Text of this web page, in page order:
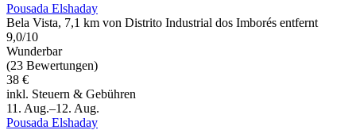
Pousada Elshaday
Bela Vista, 7,1 km von Distrito Industrial dos Imborés entfernt
9,0/10
Wunderbar
(23 Bewertungen)
38 €
inkl. Steuern & Gebühren
11. Aug.–12. Aug.
Pousada Elshaday